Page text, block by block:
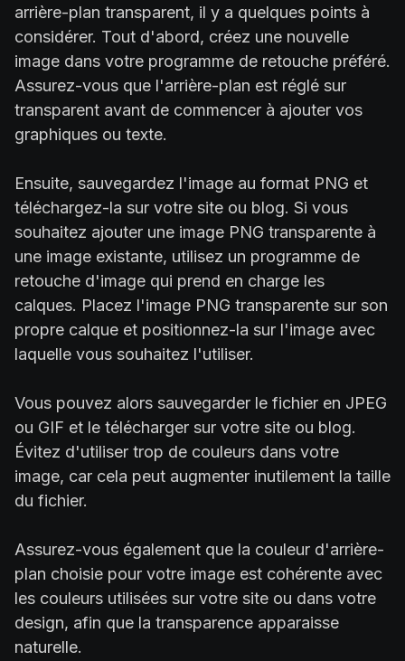
arrière-plan transparent, il y a quelques points à
considérer. Tout d'abord, créez une nouvelle
image dans votre programme de retouche préféré.
Assurez-vous que l'arrière-plan est réglé sur
transparent avant de commencer à ajouter vos
graphiques ou texte.
Ensuite, sauvegardez l'image au format PNG et
téléchargez-la sur votre site ou blog. Si vous
souhaitez ajouter une image PNG transparente à
une image existante, utilisez un programme de
retouche d'image qui prend en charge les
calques. Placez l'image PNG transparente sur son
propre calque et positionnez-la sur l'image avec
laquelle vous souhaitez l'utiliser.
Vous pouvez alors sauvegarder le fichier en JPEG
ou GIF et le télécharger sur votre site ou blog.
Évitez d'utiliser trop de couleurs dans votre
image, car cela peut augmenter inutilement la taille
du fichier.
Assurez-vous également que la couleur d'arrière-
plan choisie pour votre image est cohérente avec
les couleurs utilisées sur votre site ou dans votre
design, afin que la transparence apparaisse
naturelle.